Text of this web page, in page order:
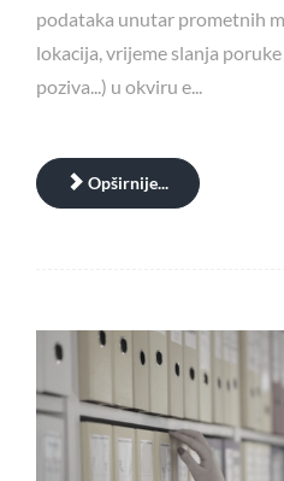
podataka unutar prometnih
lokacija, vrijeme slanja
poziva...) u okviru e...
Opširnije...